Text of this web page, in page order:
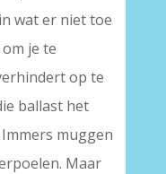
wat er niet toe
je te
op te
ballast het
muggen
Maar